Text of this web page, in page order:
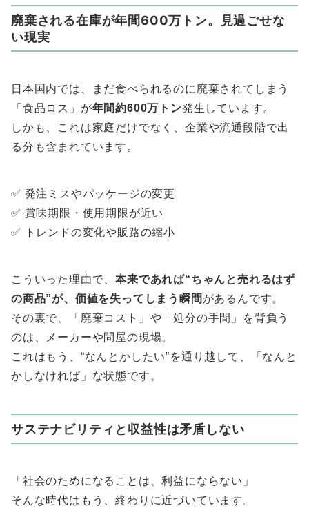
廃棄される在庫が年間600万トン。見過ごせな
い現実
日本国内では、まだ食べられるのに廃棄されてしまう
「食品ロス」が年間約600万トン発生しています。
しかも、これは家庭だけでなく、企業や流通段階で出
る分も含まれています。
✅ 発注ミスやパッケージの変更
✅ 賞味期限・使用期限が近い
✅ トレンドの変化や販路の縮小
こういった理由で、本来であれば“ちゃんと売れるはず
の商品”が、価値を失ってしまう瞬間 があるんです。
その裏で、「廃棄コスト」や「処分の手間」を背負う
のは、メーカーや問屋の現場。
これはもう、“なんとかしたい”を通り越して、「なんと
かしなければ」な状態です。
サステナビリティと収益性は矛盾しない
「社会のためになることは、利益にならない」
そんな時代はもう、終わりに近づいています。